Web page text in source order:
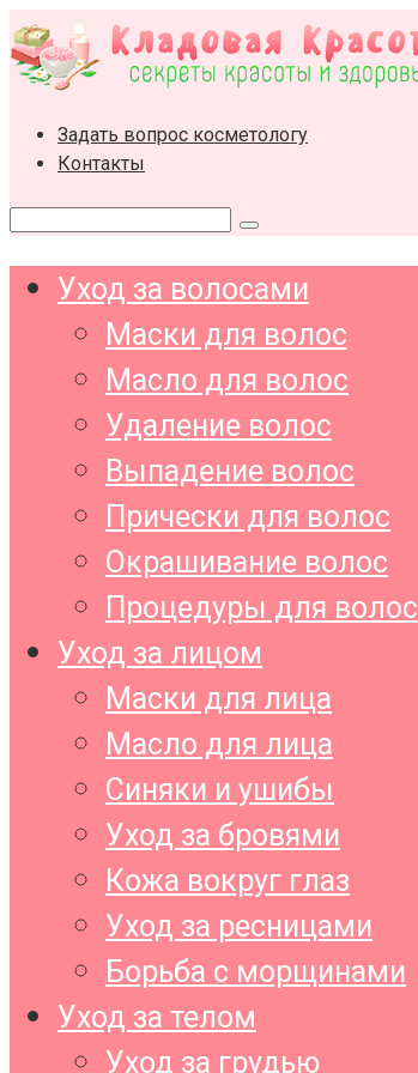
Перейти
к
контенту
Задать вопрос косметологу
Контакты
Поиск:
Уход за волосами
Маски для волос
Масло для волос
Удаление волос
Выпадение волос
Прически для волос
Окрашивание волос
Процедуры для волос
Уход за лицом
Маски для лица
Масло для лица
Синяки и ушибы
Уход за бровями
Кожа вокруг глаз
Уход за ресницами
Борьба с морщинами
Уход за телом
Уход за грудью